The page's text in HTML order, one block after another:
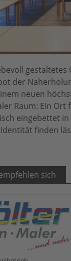
der
neuen
Raum: Ein
eingebettet
finden
sich